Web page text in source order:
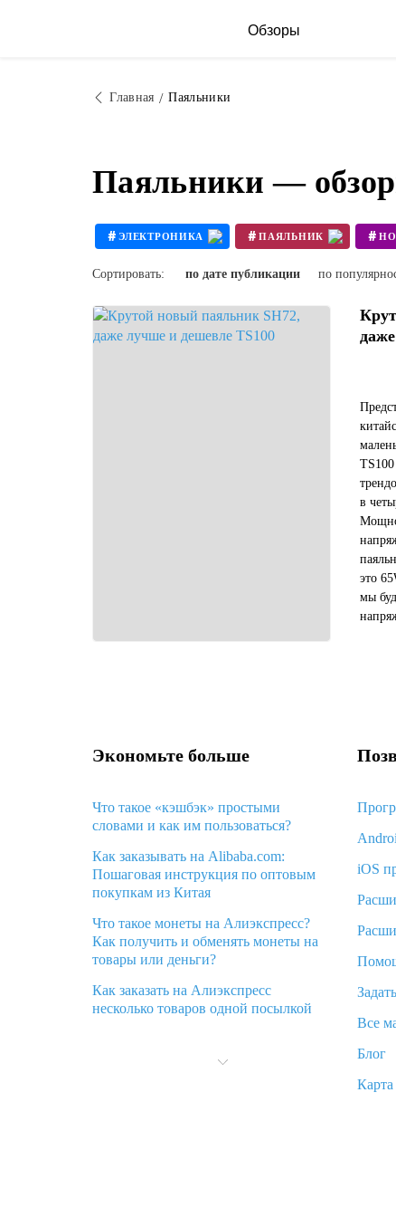
Обзоры
Главная Паяльники
Паяльники —
# ЭЛЕКТРОНИКА # ПАЯЛЬНИК #
Сортировать: по дате публикации по
TS100
в
это
мы
Экономьте больше
Что такое «кэшбэк» простыми
словами и как им пользоваться?
Как заказывать на Alibaba.com:
Пошаговая инструкция по оптовым
покупкам из Китая
Что такое монеты на Алиэкспресс?
Как получить и обменять монеты на
товары или деньги?
Как заказать на Алиэкспресс
несколько товаров одной посылкой
Алиэкспресс и что делать?
iOS
Все
Блог
Карта